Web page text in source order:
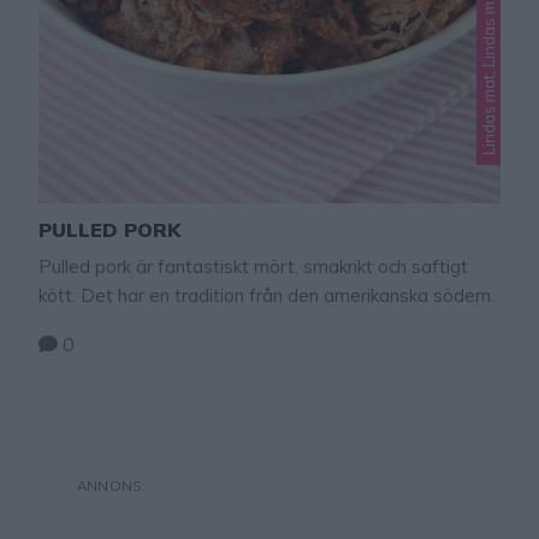
PULLED PORK
Pulled pork är fantastiskt mört, smakrikt och saftigt
kött. Det har en tradition från den amerikanska södern.
0